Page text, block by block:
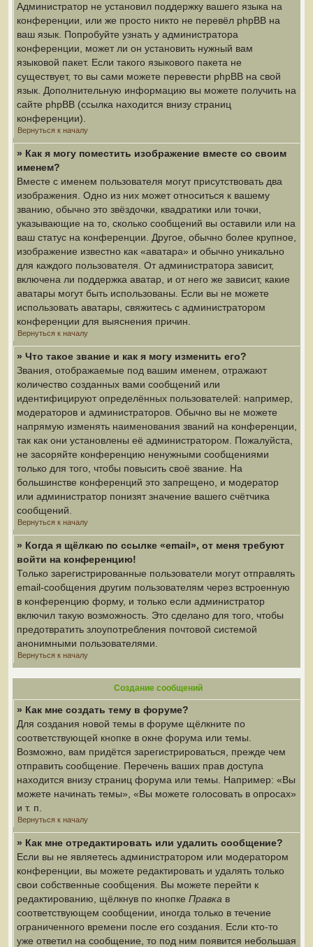
Администратор не установил поддержку вашего языка на
конференции, или же просто никто не перевёл phpBB на
ваш язык. Попробуйте узнать у администратора
конференции, может ли он установить нужный вам
языковой пакет. Если такого языкового пакета не
существует, то вы сами можете перевести phpBB на свой
язык. Дополнительную информацию вы можете получить на
сайте phpBB (ссылка находится внизу страниц
конференции).
Вернуться к началу
» Как я могу поместить изображение вместе со своим
именем?
Вместе с именем пользователя могут присутствовать два
изображения. Одно из них может относиться к вашему
званию, обычно это звёздочки, квадратики или точки,
указывающие на то, сколько сообщений вы оставили или на
ваш статус на конференции. Другое, обычно более крупное,
изображение известно как «аватара» и обычно уникально
для каждого пользователя. От администратора зависит,
включена ли поддержка аватар, и от него же зависит, какие
аватары могут быть использованы. Если вы не можете
использовать аватары, свяжитесь с администратором
конференции для выяснения причин.
Вернуться к началу
» Что такое звание и как я могу изменить его?
Звания, отображаемые под вашим именем, отражают
количество созданных вами сообщений или
идентифицируют определённых пользователей: например,
модераторов и администраторов. Обычно вы не можете
напрямую изменять наименования званий на конференции,
так как они установлены её администратором. Пожалуйста,
не засоряйте конференцию ненужными сообщениями
только для того, чтобы повысить своё звание. На
большинстве конференций это запрещено, и модератор
или администратор понизят значение вашего счётчика
сообщений.
Вернуться к началу
» Когда я щёлкаю по ссылке «email», от меня требуют
войти на конференцию!
Только зарегистрированные пользователи могут отправлять
email-сообщения другим пользователям через встроенную
в конференцию форму, и только если администратор
включил такую возможность. Это сделано для того, чтобы
предотвратить злоупотребления почтовой системой
анонимными пользователями.
Вернуться к началу
Создание сообщений
» Как мне создать тему в форуме?
Для создания новой темы в форуме щёлкните по
соответствующей кнопке в окне форума или темы.
Возможно, вам придётся зарегистрироваться, прежде чем
отправить сообщение. Перечень ваших прав доступа
находится внизу страниц форума или темы. Например: «Вы
можете начинать темы», «Вы можете голосовать в опросах»
и т. п.
Вернуться к началу
» Как мне отредактировать или удалить сообщение?
Если вы не являетесь администратором или модератором
конференции, вы можете редактировать и удалять только
свои собственные сообщения. Вы можете перейти к
редактированию, щёлкнув по кнопке Правка в
соответствующем сообщении, иногда только в течение
ограниченного времени после его создания. Если кто-то
уже ответил на сообщение, то под ним появится небольшая